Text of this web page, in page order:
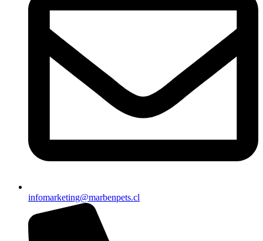
infomarketing@marbenpets.cl